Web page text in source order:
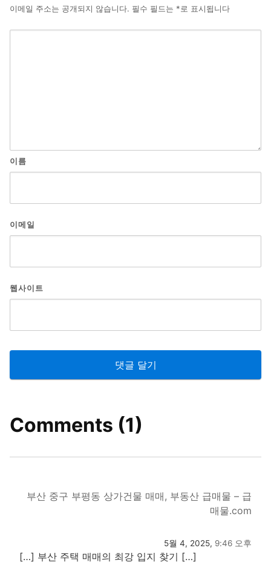
이메일 주소는 공개되지 않습니다. 필수 필드는 *로 표시됩니다
이름
이메일
웹사이트
Comments (1)
부산 중구 부평동 상가건물 매매, 부동산 급매물 – 급
매물.com
5월 4, 2025, 9:46 오후
[…] 부산 주택 매매의 최강 입지 찾기 […]